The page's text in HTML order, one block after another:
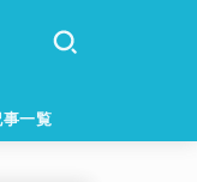
事一覧